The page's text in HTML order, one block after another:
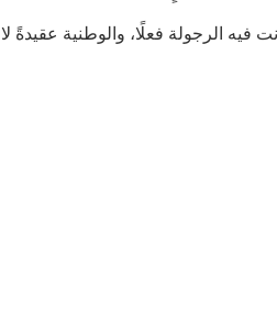
الرجولة فعلًا، والوطنية عقيدةً لا